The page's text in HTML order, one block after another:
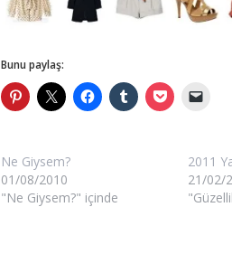
Bunu paylaş:
Ne Giysem?
01/08/2010
"Ne Giysem?" içinde
2011
21/02/